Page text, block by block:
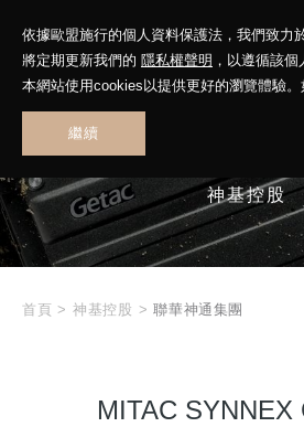
依據歐盟施行的個人資料保護法，我們致力
將定期更新我們的 隱私權聲明 ，以遵循該
本網站使用cookies以提供更好的瀏覽體驗
繼續
神基控股
首頁 > 神基控股 > 聯華神通集團
MITAC SYNNEX